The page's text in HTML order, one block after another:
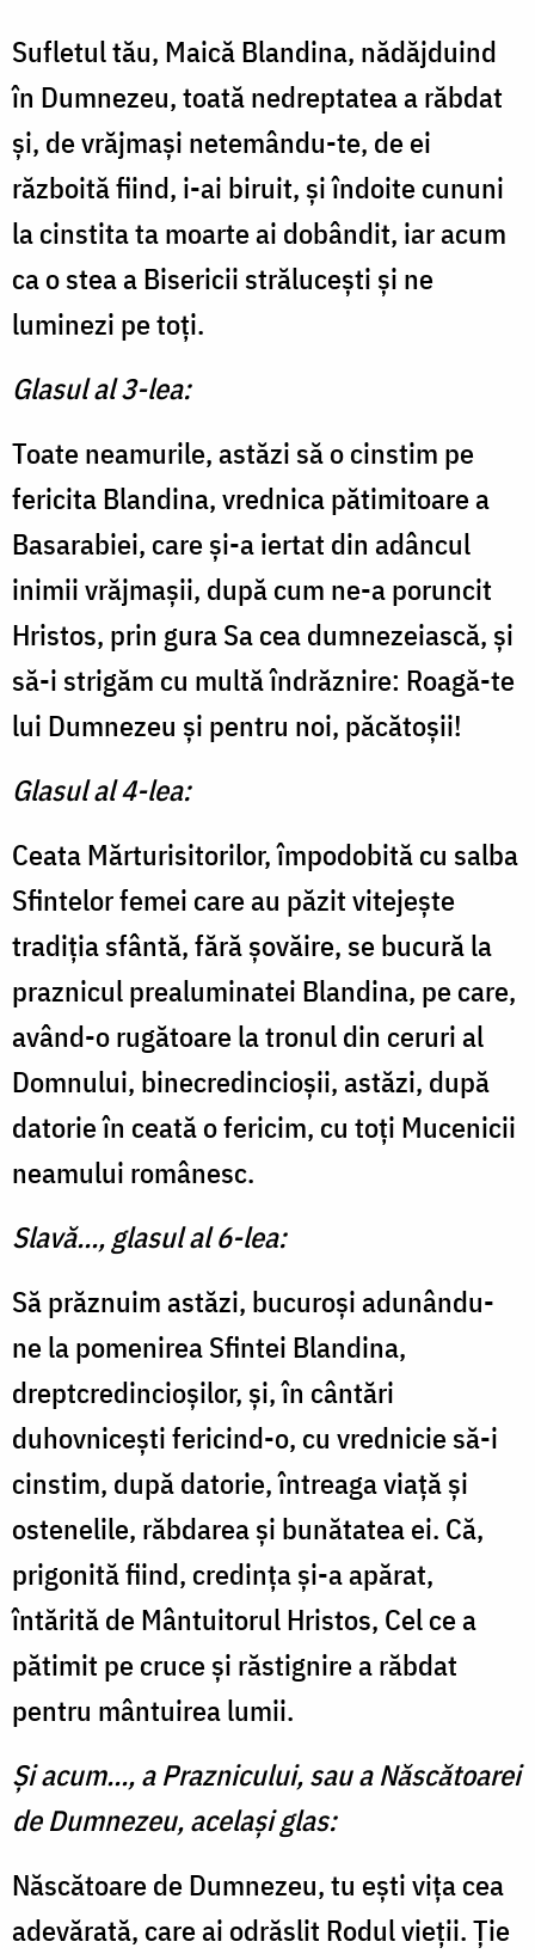
Sufletul tău, Maică Blandina, nădăjduind
în Dumnezeu, toată nedreptatea a răbdat
și, de vrăjmași netemându-te, de ei
războită fiind, i-ai biruit, și îndoite cununi
la cinstita ta moarte ai dobândit, iar acum
ca o stea a Bisericii strălucești și ne
luminezi pe toți.
Glasul al 3-lea:
Toate neamurile, astăzi să o cinstim pe
fericita Blandina, vrednica pătimitoare a
Basarabiei, care și-a iertat din adâncul
inimii vrăjmașii, după cum ne-a poruncit
Hristos, prin gura Sa cea dumnezeiască, și
să-i strigăm cu multă îndrăznire: Roagă-te
lui Dumnezeu și pentru noi, păcătoșii!
Glasul al 4-lea:
Ceata Mărturisitorilor, împodobită cu salba
Sfintelor femei care au păzit vitejește
tradiția sfântă, fără șovăire, se bucură la
praznicul prealuminatei Blandina, pe care,
având-o rugătoare la tronul din ceruri al
Domnului, binecredincioșii, astăzi, după
datorie în ceată o fericim, cu toți Mucenicii
neamului românesc.
Slavă..., glasul al 6-lea:
Să prăznuim astăzi, bucuroși adunându-
ne la pomenirea Sfintei Blandina,
dreptcredincioșilor, și, în cântări
duhovnicești fericind-o, cu vrednicie să-i
cinstim, după datorie, întreaga viață și
ostenelile, răbdarea și bunătatea ei. Că,
prigonită fiind, credința și-a apărat,
întărită de Mântuitorul Hristos, Cel ce a
pătimit pe cruce și răstignire a răbdat
pentru mântuirea lumii.
Și acum..., a Praznicului, sau a Născătoarei
de Dumnezeu, același glas:
Născătoare de Dumnezeu, tu ești vița cea
adevărată, care ai odrăslit Rodul vieții. Ție